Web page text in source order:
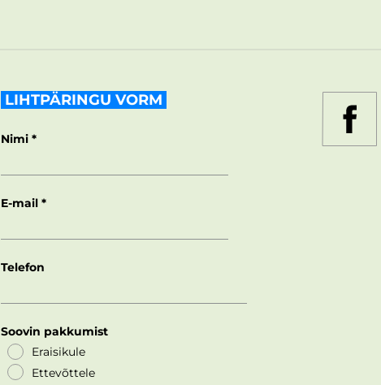
LIHTPÄRINGU VORM
Nimi
E-mail
Telefon
Soovin pakkumist
Eraisikule
Ettevõttele